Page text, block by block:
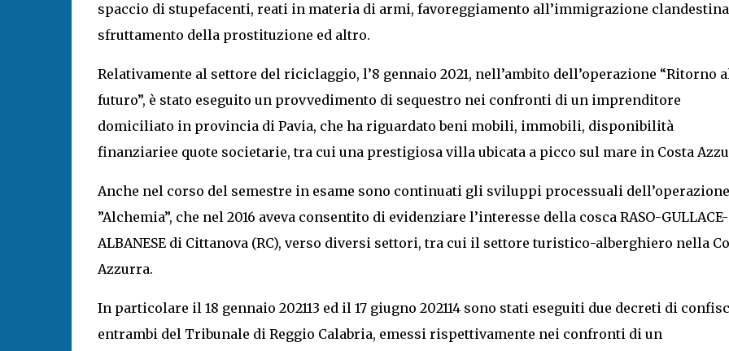
spaccio di stupefacenti, reati in materia di armi, favoreggiamento all’immigrazione
sfruttamento della prostituzione ed altro.
Relativamente al settore del riciclaggio, l’8 gennaio 2021, nell’ambito dell’operazione “Ritorno
futuro”, è stato eseguito un provvedimento di sequestro nei confronti di un imprenditore
domiciliato in provincia di Pavia, che ha riguardato beni mobili, immobili, disponibilità
finanziariee quote societarie, tra cui una prestigiosa villa ubicata a picco sul mare in Costa
Anche nel corso del semestre in esame sono continuati gli sviluppi processuali dell’operazione
”Alchemia”, che nel 2016 aveva consentito di evidenziare l’interesse della cosca RASO-GULLACE-
ALBANESE di Cittanova (RC), verso diversi settori, tra cui il settore turistico-alberghiero nella
Azzurra.
In particolare il 18 gennaio 202113 ed il 17 giugno 202114 sono stati eseguiti due decreti di
entrambi del Tribunale di Reggio Calabria, emessi rispettivamente nei confronti di un